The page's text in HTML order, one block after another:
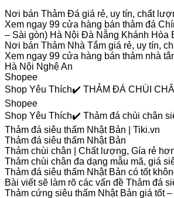
Nơi bán Thảm Đá giá rẻ, uy tín, chất
Xem ngay 99 cửa hàng bán thảm đá
– Sài gòn) Hà Nội Đà Nẵng Khánh
Nơi bán Thảm Nhà Tắm giá rẻ, uy tín,
Xem ngay 99 cửa hàng bán thảm nhà
Hà Nội Nghệ An
Shopee
Shop Yêu Thích✔️ THẢM ĐÁ CHÙI
Shopee
Shop Yêu Thích✔️ Thảm đá chùi chân
Thảm đá siêu thấm Nhật Bản | Tiki.vn
Thảm đá siêu thấm Nhật Bản
Thảm chùi chân | Chất lượng, Gía rẻ
Thảm chùi chân đa dạng mẫu mã, giá
Thảm đá siêu thấm Nhật Bản có tốt
Bài viết sẽ làm rõ các vấn đề Thảm đá
Thảm cứng siêu thấm Nhật Bản giá tốt